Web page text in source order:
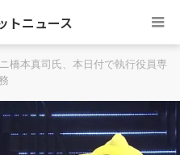
トニュース
橋本真司氏、本日付で執行役員専